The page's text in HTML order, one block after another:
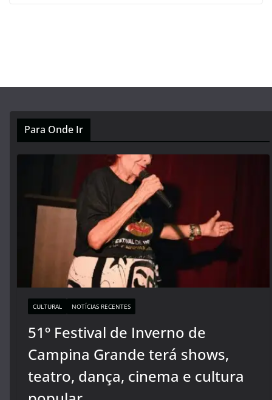
Para Onde Ir
CULTURAL NOTÍCIAS RECENTES
51º Festival de Inverno de
Campina Grande terá shows,
teatro, dança, cinema e cultura